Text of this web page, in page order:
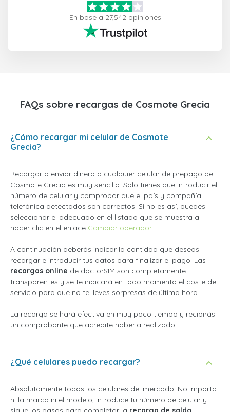
En base a 27,542 opiniones
FAQs sobre recargas de Cosmote Grecia
¿Cómo recargar mi celular de Cosmote
Grecia?
Recargar o enviar dinero a cualquier celular de prepago de
Cosmote Grecia es muy sencillo. Solo tienes que introducir el
número de celular y comprobar que el país y compañía
telefónica detectados son correctos. Si no es así, puedes
seleccionar el adecuado en el listado que se muestra al
hacer clic en el enlace Cambiar operador.
A continuación deberás indicar la cantidad que deseas
recargar e introducir tus datos para finalizar el pago. Las
recargas online de doctorSIM son completamente
transparentes y se te indicará en todo momento el coste del
servicio para que no te lleves sorpresas de última hora.
La recarga se hará efectiva en muy poco tiempo y recibirás
un comprobante que acredite haberla realizado.
¿Qué celulares puedo recargar?
Absolutamente todos los celulares del mercado. No importa
ni la marca ni el modelo, introduce tu número de celular y